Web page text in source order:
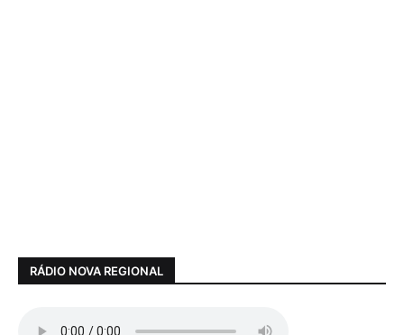
RÁDIO NOVA REGIONAL